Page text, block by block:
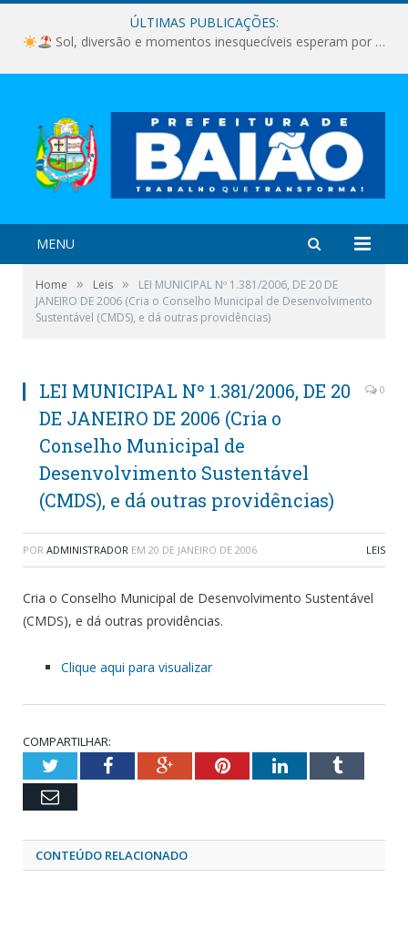
ÚLTIMAS PUBLICAÇÕES:
Sol, diversão e momentos inesquecíveis esperam por você!
MENU
Home » Leis »
LEI MUNICIPAL Nº 1.381/2006, DE 20 DE
JANEIRO DE 2006 (Cria o Conselho Municipal de Desenvolvimento
Sustentável (CMDS), e dá outras providências)
LEI MUNICIPAL Nº 1.381/2006, DE 20
DE JANEIRO DE 2006 (Cria o
Conselho Municipal de
Desenvolvimento Sustentável
(CMDS), e dá outras providências)
0
POR ADMINISTRADOR EM 20 DE JANEIRO DE 2006 LEIS
Cria o Conselho Municipal de Desenvolvimento Sustentável
(CMDS), e dá outras providências.
Clique aqui para visualizar
COMPARTILHAR:
TwitterFacebookGoogle+PinterestLinkedInTumblr
Email
CONTEÚDO RELACIONADO